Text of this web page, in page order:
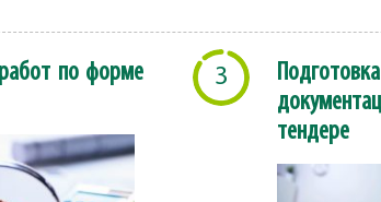
по форме
3
тендере